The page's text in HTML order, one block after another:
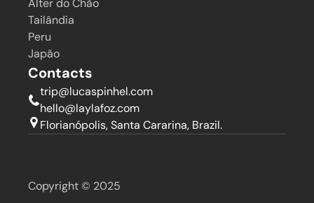
Alter do Chão
Tailândia
Peru
Japão
Contacts
trip@lucaspinhel.com
hello@laylafoz.com
Florianópolis, Santa Cararina, Brazil.
Copyright © 2025